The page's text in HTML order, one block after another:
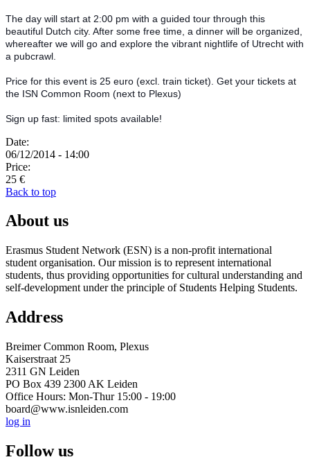
The day will start at 2:00 pm with a guided tour through this
beautiful Dutch city. After some free time, a dinner will be organized,
whereafter we will go and explore the vibrant nightlife of Utrecht with
a pubcrawl.
Price for this event is 25 euro (excl. train ticket). Get your tickets at
the ISN Common Room (next to Plexus)
Sign up fast: limited spots available!
Date:
06/12/2014 - 14:00
Price:
25 €
Back to top
About us
Erasmus Student Network (ESN) is a non-profit international
student organisation. Our mission is to represent international
students, thus providing opportunities for cultural understanding and
self-development under the principle of Students Helping Students.
Address
Breimer Common Room, Plexus
Kaiserstraat 25
2311 GN Leiden
PO Box 439 2300 AK Leiden
Office Hours: Mon-Thur 15:00 - 19:00
board@www.isnleiden.com
log in
Follow us